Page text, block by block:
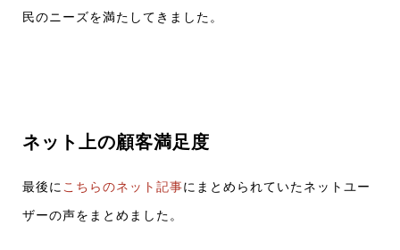
民のニーズを満たしてきました。
ネット上の顧客満足度
最後に こちらのネット記事にまとめられていたネットユー
ザーの声をまとめました。